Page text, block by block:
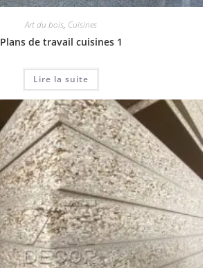
Art du bois, Cuisines
Plans de travail cuisines 1
Lire la suite